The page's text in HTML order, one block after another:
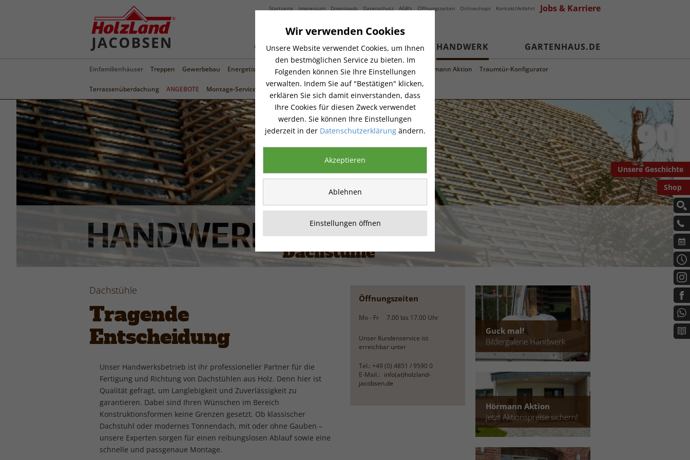
Startseite Impressum Downloads Datenschutz AGB's Öffnungszeiten Onlineshops Kontakt/Anfahrt Jobs & Karriere
GARTENZEIT FACHMARKT HANDWERK
Einfamilienhäuser Treppen Gewerbebau Energetische Sanierung Innenausbau Fenster & Haustüren Hörmann Aktion Traumtür-Konfigurator
Terrassenüberdachung ANGEBOTE Montage-Service
GARTENHAUS.DE
Unsere Geschichte
Shop
Dachstühle
Dachstühle
Tragende
Entscheidung
Unser Handwerksbetrieb ist ihr professioneller Partner für die
Fertigung und Richtung von Dachstühlen aus Holz. Denn hier ist
Qualität gefragt, um Langlebigkeit und Zuverlässigkeit zu
garantieren. Dabei sind Ihren Wünschen im Bereich
Konstruktionsformen keine Grenzen gesetzt. Ob klassischer
Dachstuhl oder modernes Tonnendach, mit oder ohne Gauben –
unsere Experten sorgen für einen reibungslosen Ablauf sowie eine
schnelle und passgenaue Montage.
Öffnungszeiten
Mo - Fr 7.00 bis 17.00 Uhr
Unser Kundenservice ist
erreichbar unter
Tel.: +49 (0) 4851 / 9590 0
E-Mail.: info(at)holzland-
jacobsen.de
Guck mal!
Bildergalerie Handwerk
Hörmann Aktion
Jetzt Aktionspreise sichern!
Wir verwenden Cookies
Unsere Website verwendet Cookies, um Ihnen
den bestmöglichen Service zu bieten. Im
Folgenden können Sie Ihre Einstellungen
verwalten. Indem Sie auf "Bestätigen" klicken,
erklären Sie sich damit einverstanden, dass
Ihre Cookies für diesen Zweck verwendet
werden. Sie können Ihre Einstellungen
jederzeit in der Datenschutzerklärungändern.
Akzeptieren
Ablehnen
Einstellungen öffnen